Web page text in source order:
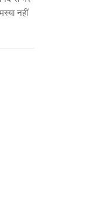
नहीं